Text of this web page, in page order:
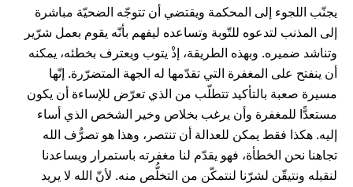
يجنّب اللجوء إلى المحكمة ويقتضي أن تتوجّه الضحيّة مباشرة
إلى المذنب لتدعوه للتّوبة وتساعده ليفهم بأنّه يقوم بعمل شرّير
وتناشد ضميره. وبهذه الطريقة، إذْ يتوب ويعترف بخطئه، يمكنه
أن ينفتح على المغفرة التي تقدّمها له الجهة المتضرّرة. إنّها
مسيرة صعبة بالتأكيد تتطلّب من الذي تعرّض للإساءة أن يكون
مستعدًّا للمغفرة وأن يرغب بخلاص وخير الشخص الذي أساء
إليه. هكذا فقط يمكن للعدالة أن تنتصر، وهذا هو تصرُّف الله
تجاهنا نحن الخطأة، فهو يقدّم لنا مغفرته باستمرار ويساعدنا
لنقبله ونتيقّن لشرّنا لنتمكّن من التخلُّص منه. لأنّ الله لا يريد